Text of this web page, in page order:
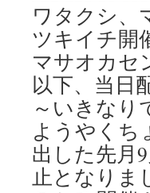
ワタクシ、
ツキイチ開
マサオカセ
以下、当日
～いきなり
ようやくち
出した先月
止となりま